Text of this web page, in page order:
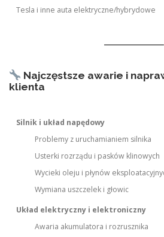
Tesla i inne auta elektryczne/hybrydowe
Najczęstsze awarie i
klienta
Silnik i układ napędowy
Problemy z uruchamianiem silnika
Usterki rozrządu i pasków klinowych
Wycieki oleju i płynów
Wymiana uszczelek i głowic
Układ elektryczny i elektroniczny
Awaria akumulatora i rozrusznika